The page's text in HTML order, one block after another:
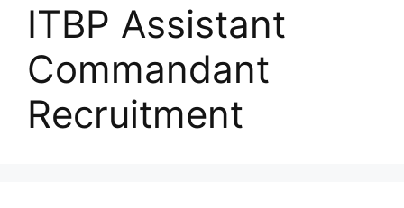
ITBP Assistant
Commandant
Recruitment